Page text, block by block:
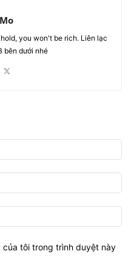
you won't be rich. Liên lạc
bên dưới nhé
tôi trong trình duyệt này